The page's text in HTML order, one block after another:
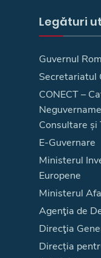
Legături
Guvernul
Secretariatul
CONECT –
Consultare și
E-Guvernare
Ministerul
Europene
Ministerul
Agenţia de
Direcţia
Direcția